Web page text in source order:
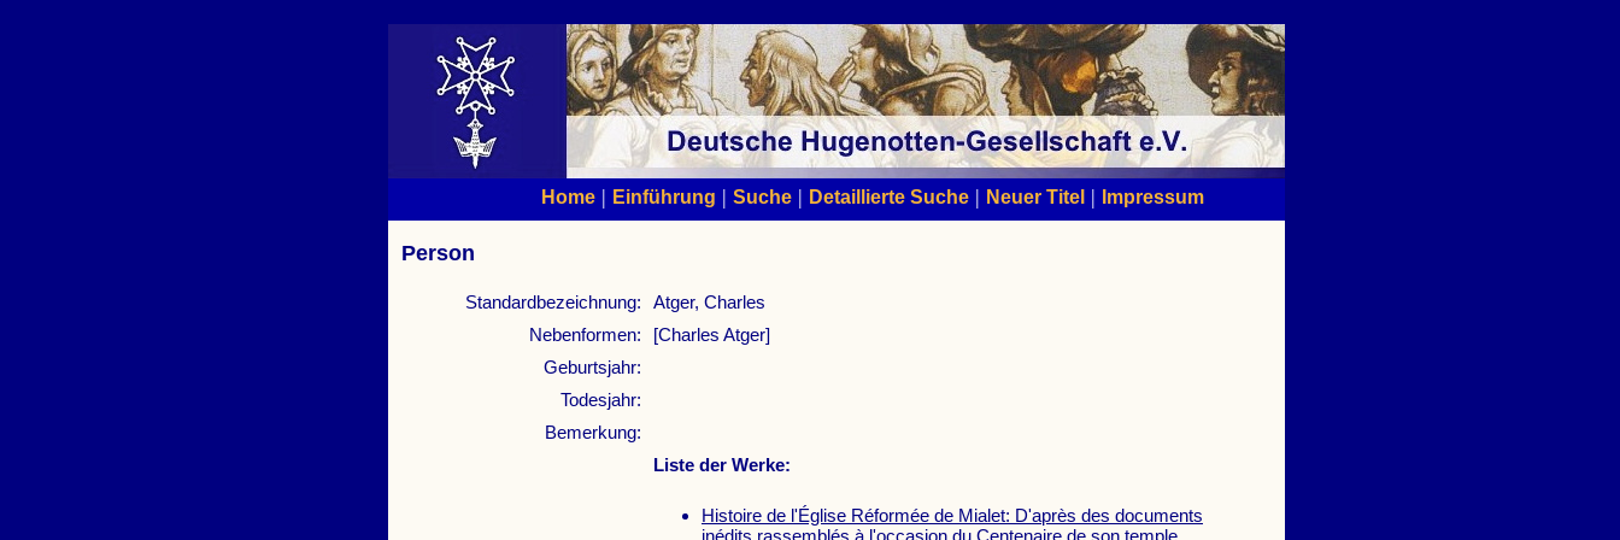
Home | Einführung | Suche | Detaillierte Suche | Neuer Titel | Impressum
Person
Standardbezeichnung:
Atger, Charles
Nebenformen:
[Charles Atger]
Geburtsjahr:
Todesjahr:
Bemerkung:
Liste der Werke:
Histoire de l'Église Réformée de Mialet: D'après des documents